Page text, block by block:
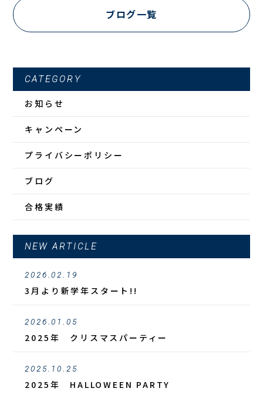
ブログ一覧
CATEGORY
お知らせ
キャンペーン
プライバシーポリシー
ブログ
合格実績
NEW ARTICLE
2026.02.19
3月より新学年スタート!!
2026.01.05
2025年 クリスマスパーティー
2025.10.25
2025年 HALLOWEEN PARTY